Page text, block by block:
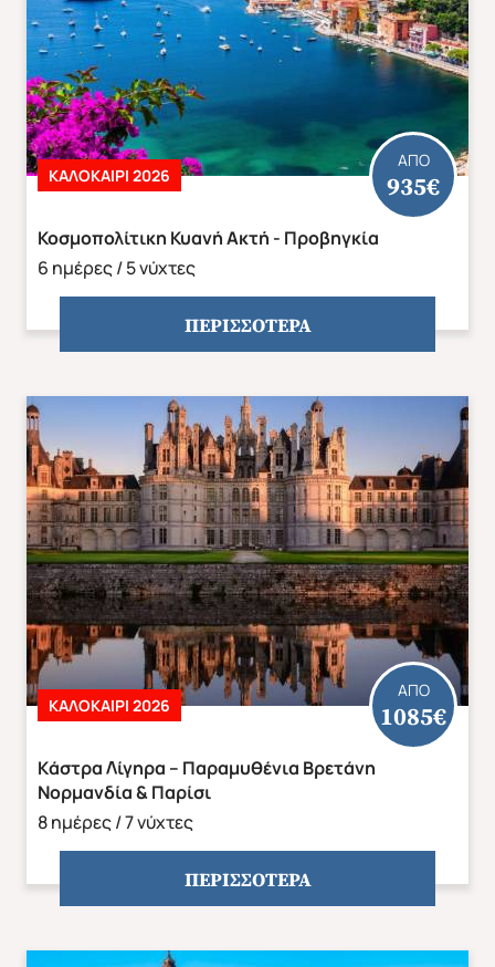
ΑΣΙΑ ΑΦΡΙΚΗ
Κοσμοπολίτικη Κυανή Ακτή - Προβηγκία
6 ημέρες / 5 νύχτες
ΑΠΟ
935€
ΚΑΛΟΚΑΙΡΙ 2026
ΠΕΡΙΣΣΟΤΕΡΑ
Kάστρα Λίγηρα – Παραμυθένια Βρετάνη
Νορμανδία & Παρίσι
8 ημέρες / 7 νύχτες
ΑΠΟ
1085€
ΚΑΛΟΚΑΙΡΙ 2026
ΠΕΡΙΣΣΟΤΕΡΑ